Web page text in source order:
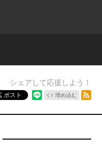
シェアして応援しよう！
ポスト 埋め込む